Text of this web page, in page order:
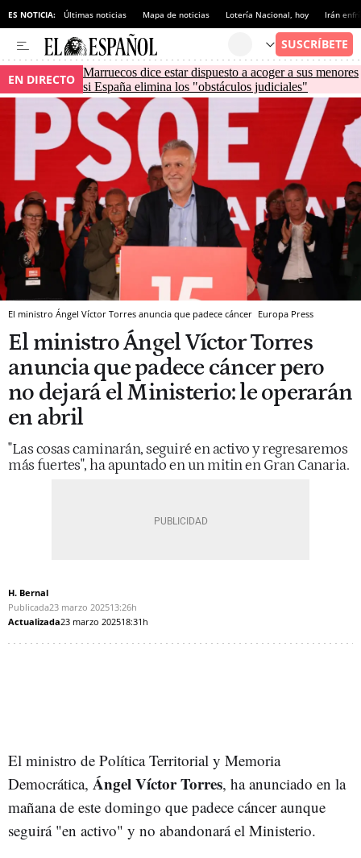
ES NOTICIA: Últimas noticias Mapa de noticias Lotería Nacional, hoy Irán
EN DIRECTO Marruecos dice estar dispuesto a acoger a sus menores
si España elimina los "obstáculos judiciales"
El ministro Ángel Víctor Torres anuncia que padece cáncer Europa Press
El ministro Ángel Víctor Torres
anuncia que padece cáncer pero
no dejará el Ministerio: le operarán
en abril
"Las cosas caminarán, seguiré en activo y regresaremos
más fuertes", ha apuntado en un mitin en Gran Canaria.
H. Bernal
Publicada23 marzo 202513:26h
Actualizada23 marzo 202518:31h
El ministro de Política Territorial y Memoria
Democrática, Ángel Víctor Torres, ha anunciado en la
mañana de este domingo que padece cáncer aunque
seguirá "en activo" y no abandonará el Ministerio.